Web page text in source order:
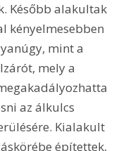
Később alakultak
kényelmesebben
mint a
mely a
az álkulcs
Kialakult
építettek,